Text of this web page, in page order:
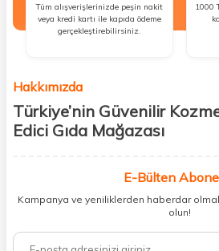
Tüm alışverişlerinizde peşin nakit
veya kredi kartı ile kapıda ödeme
gerçekleştirebilirsiniz.
1000
Hakkımızda
Türkiye’nin Güvenilir
Edici Gıda Mağazası
kişisel bakım hem de takviye edici gıda
buluşturuyoruz. Artık mağaza mağaza
ihtiyacınız olan her şeyi tek bir çatı altında
%100 orijinal kozmetik ve sağlık ürünleriyle
E-Bülten
Kampanya ve yeniliklerden haberdar
olun!